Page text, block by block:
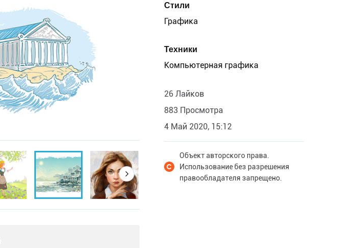
Стили
Графика
Техники
Компьютерная графика
26 Лайков
883 Просмотра
4 Май 2020, 15:12
Объект авторского права.
Использование без разрешения
правообладателя запрещено.